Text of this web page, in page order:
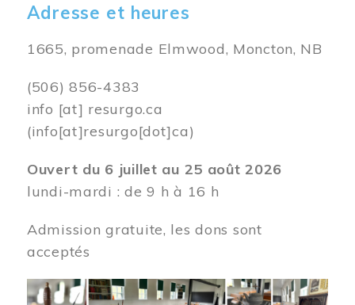
Adresse et heures
1665, promenade Elmwood, Moncton, NB
(506) 856-4383
info [at] resurgo.ca
(info[at]resurgo[dot]ca)
Ouvert du 6 juillet au 25 août 2026
lundi-mardi : de 9 h à 16 h
Admission gratuite, les dons sont
acceptés
Image